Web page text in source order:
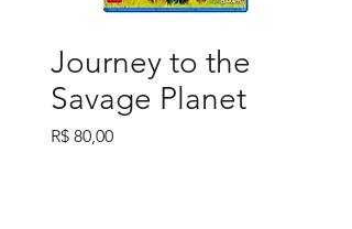
Journey to the
Savage Planet
R$ 80,00Preço